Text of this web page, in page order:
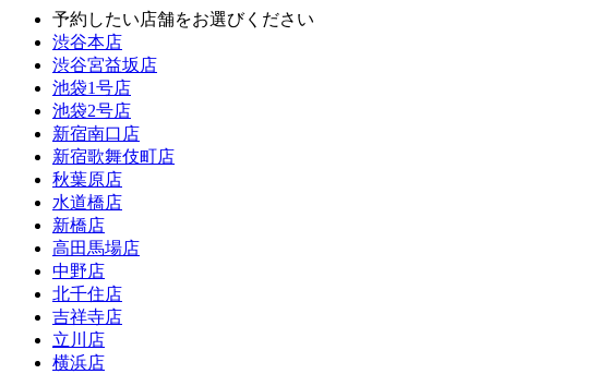
予約したい店舗をお選びください
渋谷本店
渋谷宮益坂店
池袋1号店
池袋2号店
新宿南口店
新宿歌舞伎町店
秋葉原店
水道橋店
新橋店
高田馬場店
中野店
北千住店
吉祥寺店
立川店
横浜店